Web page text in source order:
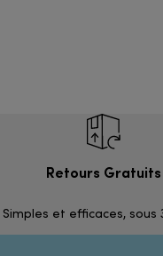
Retours Gratuits
Simples et efficaces, sous